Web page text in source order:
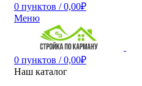
0 пунктов / 0,00₽
Меню
0 пунктов / 0,00₽
Наш каталог